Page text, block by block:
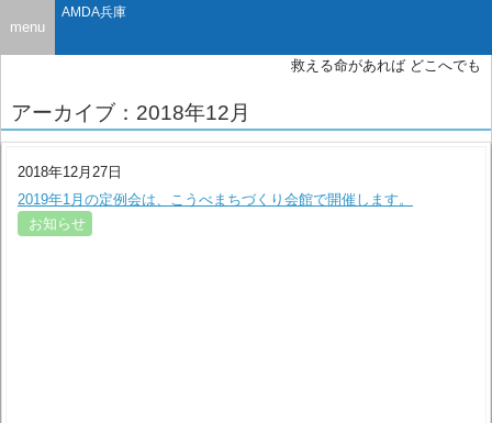
AMDA兵庫
救える命があれば どこへでも
アーカイブ：2018年12月
2018年12月27日
2019年1月の定例会は、こうべまちづくり会館で開催します。
お知らせ
menu